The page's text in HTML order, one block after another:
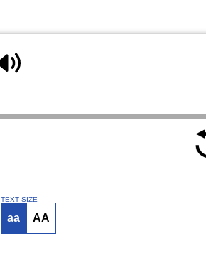
TEXT SIZE
aa AA